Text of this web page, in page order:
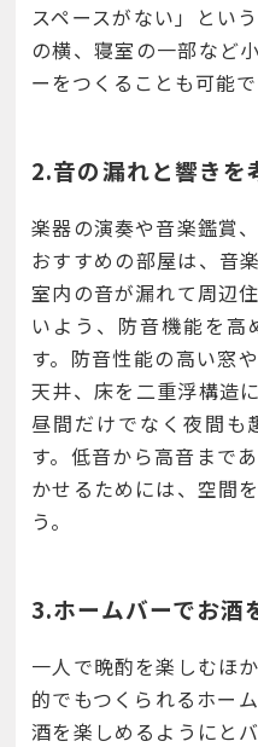
スペースがない」とい
の横、寝室の一部など
ーをつくることも可能で
2.音の漏れと響きを
楽器の演奏や音楽鑑賞
おすすめの部屋は、音
室内の音が漏れて周辺
いよう、防音機能を
す。防音性能の高い窓
天井、床を二重浮構造
昼間だけでなく夜間も
す。低音から高音まで
かせるためには、空間
う。
3.ホームバーでお酒
一人で晩酌を楽しむほ
的でもつくられるホー
酒を楽しめるようにと